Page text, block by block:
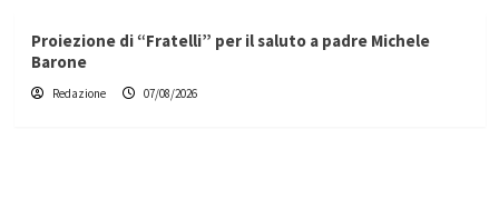
Proiezione di “Fratelli” per il saluto a padre Michele
Barone
Redazione 07/08/2026